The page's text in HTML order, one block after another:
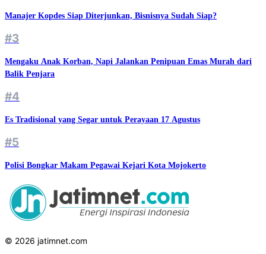
Manajer Kopdes Siap Diterjunkan, Bisnisnya Sudah Siap?
#3
Mengaku Anak Korban, Napi Jalankan Penipuan Emas Murah dari
Balik Penjara
#4
Es Tradisional yang Segar untuk Perayaan 17 Agustus
#5
Polisi Bongkar Makam Pegawai Kejari Kota Mojokerto
© 2026 jatimnet.com